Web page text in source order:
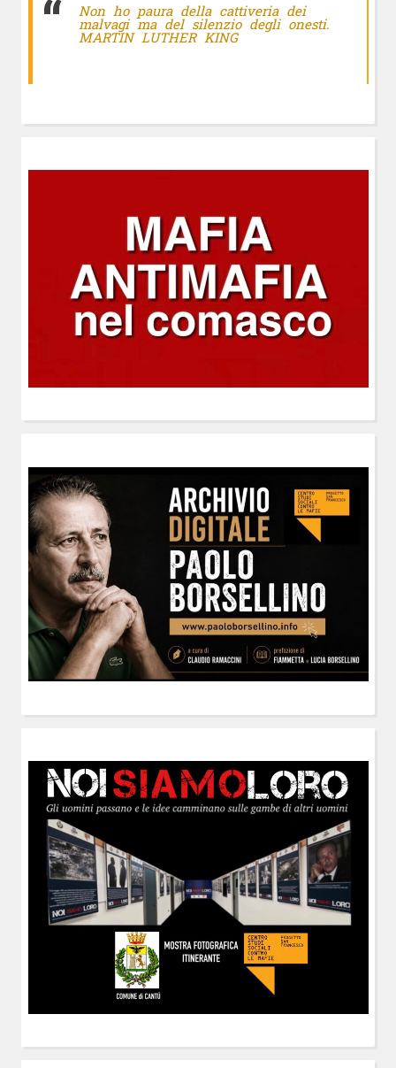
Non ho paura della cattiveria dei
malvagi ma del silenzio degli onesti.
MARTIN LUTHER KING